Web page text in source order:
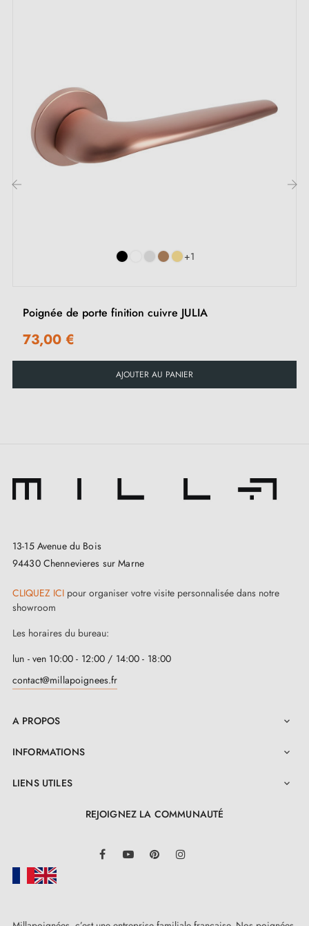
+1
Poignée de porte finition cuivre JULIA
73,00 €
AJOUTER AU PANIER
13-15 Avenue du Bois
94430 Chennevieres sur Marne
CLIQUEZ ICI pour organiser votre visite personnalisée dans notre
showroom
Les horaires du bureau:
lun - ven 10:00 - 12:00 / 14:00 - 18:00
contact@millapoignees.fr
A PROPOS 
INFORMATIONS 
LIENS UTILES 
REJOIGNEZ LA COMMUNAUTÉ
FacebookYouTube Pinterest